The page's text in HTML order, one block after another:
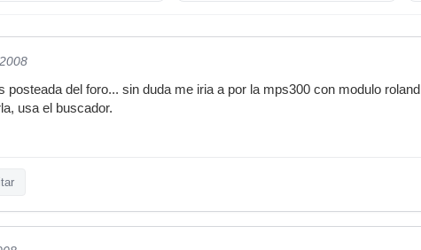
posteada del foro... sin duda me iria a por la mps300 con modulo
usa el buscador.